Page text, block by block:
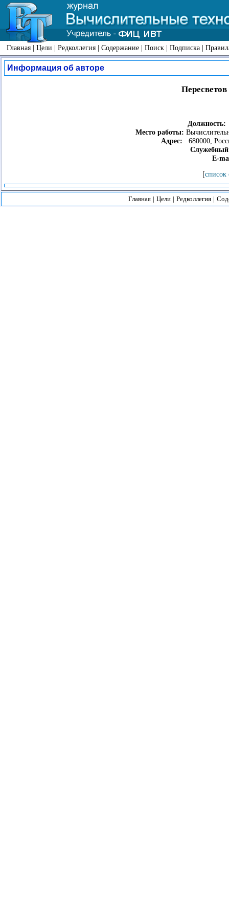
Главная | Цели | Редколлегия | Содержание | Поиск | Подписка |
Информация об авторе
Должность:
Место работы:
Адрес: 680000,
Служебный
E-
[список
Главная | Цели | Редколлегия |